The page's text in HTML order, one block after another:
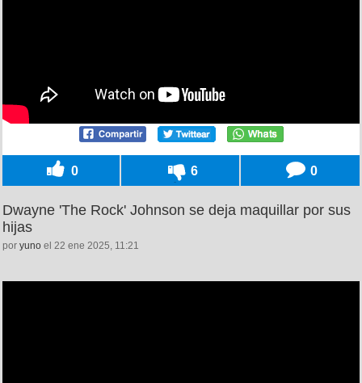
0 6 0
Dwayne 'The Rock' Johnson se deja maquillar por sus
hijas
por yuno el 22 ene 2025, 11:21